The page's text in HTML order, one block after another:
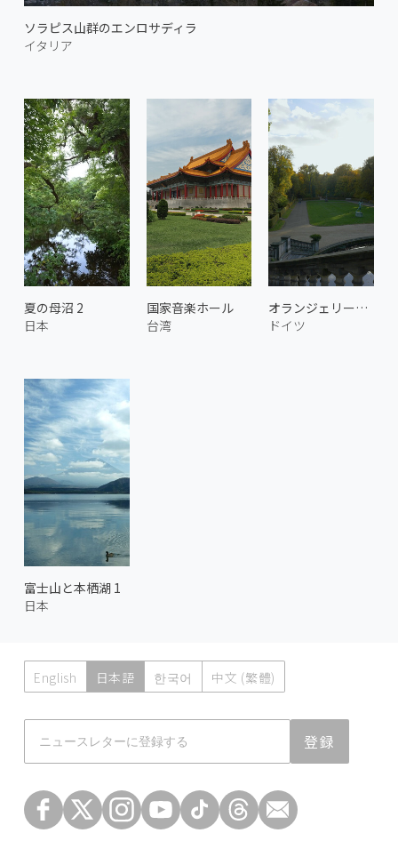
ソラピス山群のエンロサディラ
イタリア
夏の母沼 2
日本
国家音楽ホール
台湾
オランジェリー宮殿
ドイツ
富士山と本栖湖 1
日本
English 日本語 한국어 中文 (繁體)
Atmoph News
登録